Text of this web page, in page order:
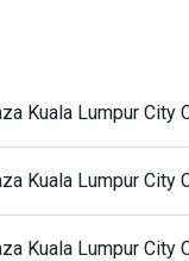
Kuala Lumpur City
Kuala Lumpur City
Kuala Lumpur City